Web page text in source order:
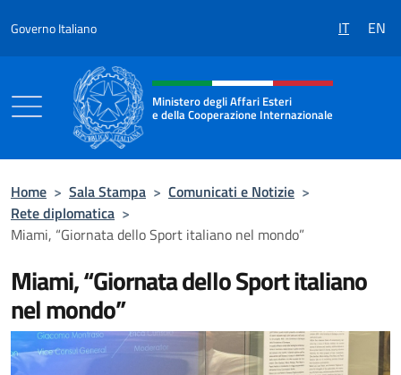
Governo Italiano IT EN
Intestazione sito, social e menù
Ministero degli Affari Esteri
e della Cooperazione Internazionale
Home > Sala Stampa > Comunicati e Notizie >
Rete diplomatica >
Miami, “Giornata dello Sport italiano nel mondo”
Miami, “Giornata dello Sport italiano
nel mondo”